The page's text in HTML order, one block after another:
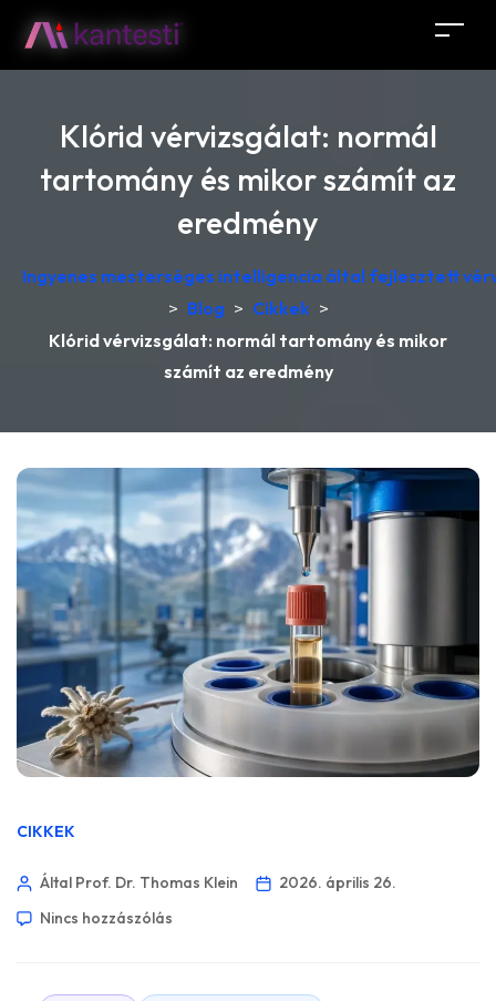
Klórid vérvizsgálat: normál
tartomány és mikor számít az
eredmény
Ingyenes mesterséges intelligencia által fejlesztett
> Blog > Cikkek >
Klórid vérvizsgálat: normál tartomány és mikor
számít az eredmény
CIKKEK
Által Prof. Dr. Thomas Klein
2026. április 26.
Nincs hozzászólás